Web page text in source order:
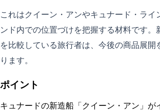
これはクイーン・アンやキュナード・ライ
ンド内での位置づけを把握する材料です。
を比較している旅行者は、今後の商品展開
ります。
ポイント
キュナードの新造船「クイーン・アン」が